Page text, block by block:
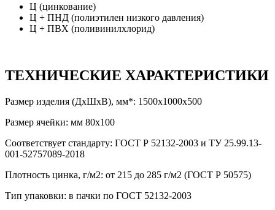
Ц (цинкование)
Ц + ПНД (полиэтилен низкого давления)
Ц + ПВХ (поливинилхлорид)
ТЕХНИЧЕСКИЕ ХАРАКТЕРИСТИКИ
Размер изделия (ДхШхВ), мм*: 1500х1000х500
Размер ячейки: мм 80x100
Соответствует стандарту: ГОСТ Р 52132-2003 и ТУ 25.99.13-
001-52757089-2018
Плотность цинка, г/м2: от 215 до 285 г/м2 (ГОСТ Р 50575)
Тип упаковки: в пачки по ГОСТ 52132-2003